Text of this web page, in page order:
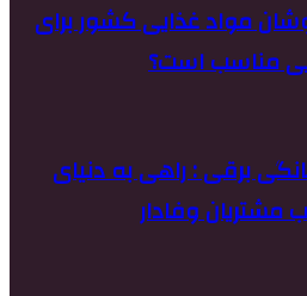
مواد غذایی کشور برای
مناسب است؟
برقی : راهی به دنیای
مشتریان وفادار